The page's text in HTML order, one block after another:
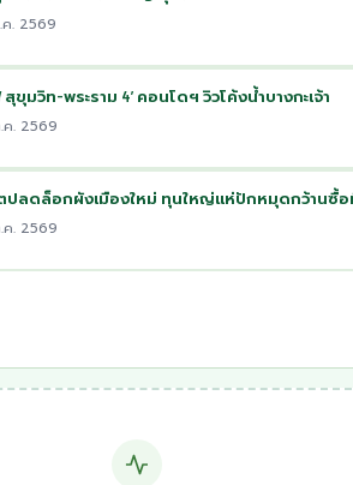
ค. 2569
สุขุมวิท-พระราม 4’ คอนโดฯ วิวโค้งน้ำบางกะเจ้า
ค. 2569
ปลดล็อกผังเมืองใหม่ ทุนใหญ่แห่ปักหมุดกว้านซื้
ค. 2569